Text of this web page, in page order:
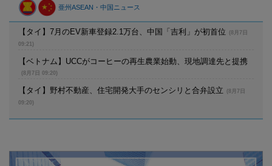
亜州ASEAN・中国ニュース
【タイ】7月のEV新車登録2.1万台、中国「吉利」が初首位
(8月7日
09:21)
【ベトナム】UCCがコーヒーの再生農業始動、現地調達先と提携
(8月7日 09:20)
【タイ】野村不動産、住宅開発大手のセンシリと合弁設立
(8月7日
09:20)